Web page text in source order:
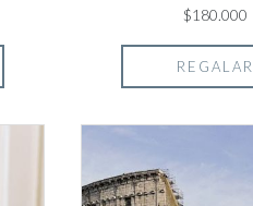
$180.000
REGALAR